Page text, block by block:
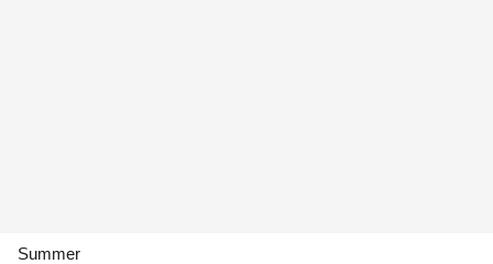
Summer